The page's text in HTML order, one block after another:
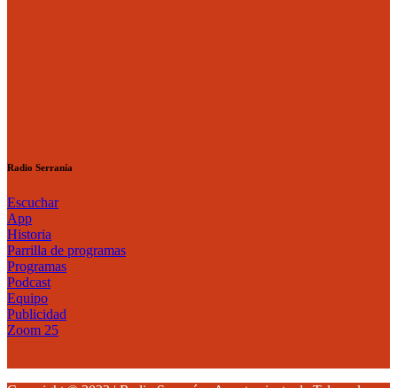
Radio Serranía
Escuchar
App
Historia
Parrilla de programas
Programas
Podcast
Equipo
Publicidad
Zoom 25